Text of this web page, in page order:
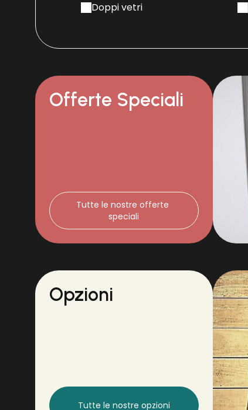
Doppi vetri
Offerte Speciali
Tutte le nostre offerte
speciali
Opzioni
Tutte le nostre opzioni